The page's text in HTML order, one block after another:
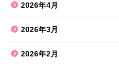
2026年4月
2026年3月
2026年2月